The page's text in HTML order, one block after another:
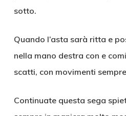
sotto.
Quando l’asta sarà ritta e
nella mano destra con e
scatti, con movimenti
Continuate questa sega